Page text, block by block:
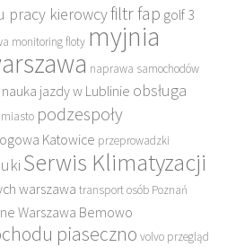
pracy kierowcyfiltr fap golf 3
monitoring floty myjnia
naprawa samochodów
nauka jazdy w Lublinie obsługa
podzespoły
Katowice przeprowadzki
Serwis Klimatyzacji
warszawa transport osób Poznań
Warszawa Bemowo
piaseczno volvo przegląd